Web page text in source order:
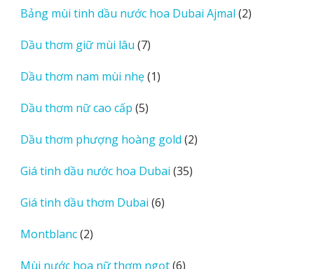
s
phẩm
Bảng mùi tinh dầu nước hoa Dubai Ajmal 22
Dầu thơm giữ mùi lâu 77
phẩm
Dầu thơm nam mùi nhẹ 11
Dầu thơm nữ cao cấp 55
phẩm
Dầu thơm phượng hoàng gold 22
Giá tinh dầu nước hoa Dubai 3535
Giá tinh dầu thơm Dubai 66
Montblanc 22
Mùi nước hoa nữ thơm ngọt 66